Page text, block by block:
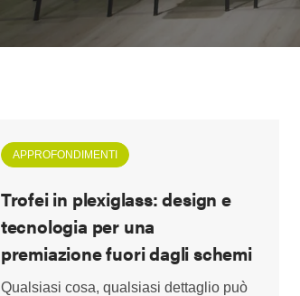
APPROFONDIMENTI
Trofei in plexiglass: design e
tecnologia per una
premiazione fuori dagli schemi
Qualsiasi cosa, qualsiasi dettaglio può